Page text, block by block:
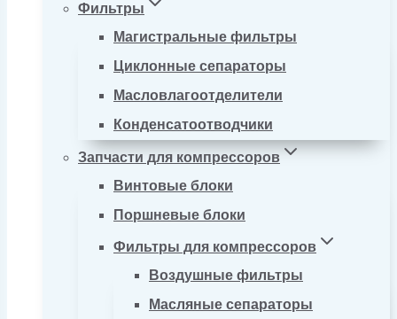
Фильтры
Магистральные фильтры
Циклонные сепараторы
Масловлагоотделители
Конденсатоотводчики
Запчасти для компрессоров
Винтовые блоки
Поршневые блоки
Фильтры для компрессоров
Воздушные фильтры
Масляные сепараторы